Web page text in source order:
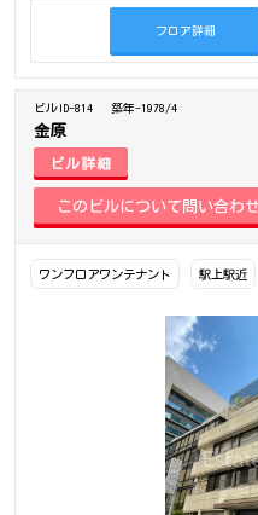
フロア詳細
ビルID-814 築年-1978/4
金原
ビル詳細
ワンフロアワンテナント 駅上駅近